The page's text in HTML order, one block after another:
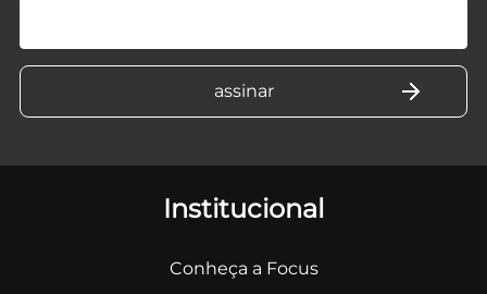
Institucional
Conheça a Focus